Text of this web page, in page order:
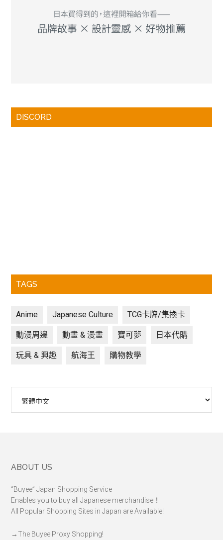
DISCORD
TAGS
Anime Japanese Culture TCG卡牌/集換卡
動漫周邊 動畫 & 漫畫 寶可夢 日本代購
玩具 & 興趣 航海王 購物教學
Footer
ABOUT US
“Buyee” Japan Shopping Service
Enables you to buy all Japanese merchandise！
All Popular Shopping Sites in Japan are Available!
→The Buyee Proxy Shopping!